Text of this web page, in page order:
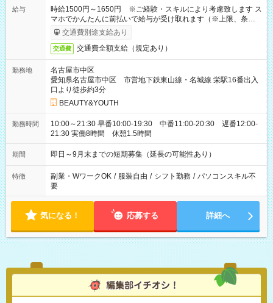
給与
時給1500円～1650円 ※ご経験・スキルにより考慮致します ス
マホでかんたんに前払いで給与が受け取れます（※上限、条件
あり）交通費別途支給あり
交通費 交通費全額支給（規定あり）
勤務地
名古屋市中区
愛知県名古屋市中区 市営地下鉄東山線・名城線 栄駅16番出入
口より徒歩約3分
BEAUTY&YOUTH
勤務時間
10:00～21:30 早番10:00-19:30 中番11:00-20:30 遅番12:00-
21:30 実働8時間 休憩1.5時間
期間 即日～9月末までの短期募集（延長の可能性あり）
特徴 副業・WワークOK / 服装自由 / シフト勤務 / パソコンスキル不
要
気になる！ 応募する 詳細へ